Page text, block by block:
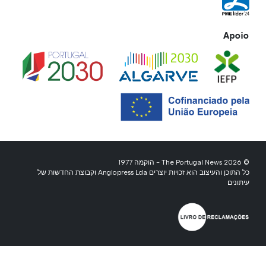
Apoio
© 2026 The Portugal News - הוקמה 1977
כל התוכן והעיצוב הוא זכויות יוצרים Anglopress Lda וקבוצת החדשות של
עיתונים